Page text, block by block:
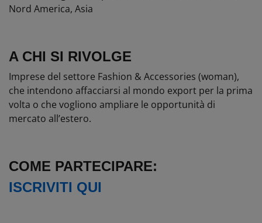
Nord America, Asia
A CHI SI RIVOLGE
Imprese del settore Fashion & Accessories (woman),
che intendono affacciarsi al mondo export per la prima
volta o che vogliono ampliare le opportunità di
mercato all’estero.
COME PARTECIPARE:
ISCRIVITI QUI